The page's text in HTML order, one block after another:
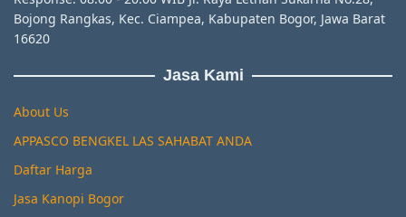
Bojong Rangkas, Kec. Ciampea, Kabupaten Bogor, Jawa Barat
16620
Jasa Kami
About Us
APPASCO BENGKEL LAS SAHABAT ANDA
Daftar Harga
Jasa Kanopi Bogor